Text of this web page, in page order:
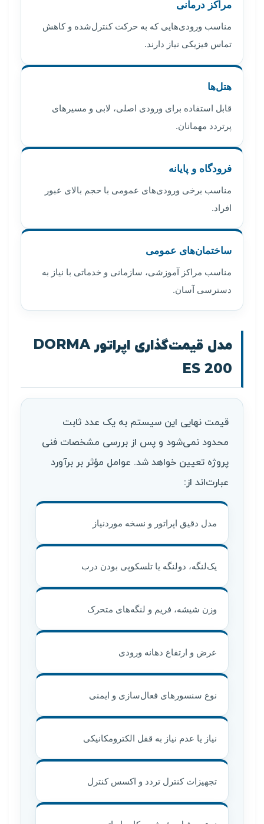
مراکز درمانی
مناسب ورودی‌هایی که به حرکت کنترل‌شده و کاهش
تماس فیزیکی نیاز دارند.
هتل‌ها
قابل استفاده برای ورودی اصلی، لابی و مسیرهای
پرتردد مهمانان.
فرودگاه و پایانه
مناسب برخی ورودی‌های عمومی با حجم بالای عبور
افراد.
ساختمان‌های عمومی
مناسب مراکز آموزشی، سازمانی و خدماتی با نیاز به
دسترسی آسان.
مدل قیمت‌گذاری اپراتور DORMA
ES 200
قیمت نهایی این سیستم به یک عدد ثابت
محدود نمی‌شود و پس از بررسی مشخصات فنی
پروژه تعیین خواهد شد. عوامل مؤثر بر برآورد
عبارت‌اند از:
مدل دقیق اپراتور و نسخه موردنیاز
یک‌لنگه، دولنگه یا تلسکوپی بودن درب
وزن شیشه، فریم و لنگه‌های متحرک
عرض و ارتفاع دهانه ورودی
نوع سنسورهای فعال‌سازی و ایمنی
نیاز یا عدم نیاز به قفل الکترومکانیکی
تجهیزات کنترل تردد و اکسس کنترل